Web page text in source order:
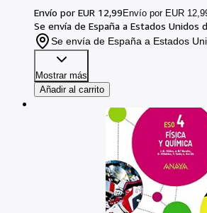
Envío por EUR 12,99Envío por EUR
Se envía de España a Estados Unidos
Se envía de España a Estados
Mostrar más
Añadir al carrito